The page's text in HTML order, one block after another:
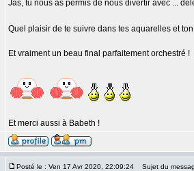
Jas, tu nous as permis de nous divertir avec ...
Quel plaisir de te suivre dans tes aquarelles et
Et vraiment un beau final parfaitement orchestré !
Et merci aussi à Babeth !
Posté le : Ven 17 Avr 2020, 22:09:24 Sujet du